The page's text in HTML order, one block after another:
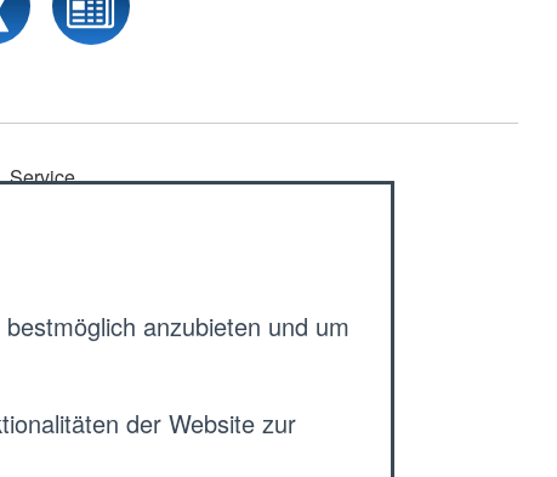
Service
Rotkreuzblog
Kontakt
anzubieten und um
der Website zur